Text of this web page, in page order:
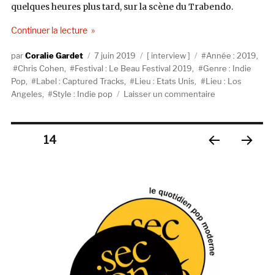
quelques heures plus tard, sur la scène du Trabendo.
Continuer la lecturede « Chris Cohen : « Écrire des chansons n’est
AuteurCoralie Gardet
Publié
le
7 juin 2019 Catégories
interview Étiquettes
Année : 2019,
Chris Cohen, Festival : Le Beau Festival 2019,
Genre : Indie
Pop, Label : Captured Tracks, Lieu : Etats Unis,
Lieu : Los
Angeles, Style : Indie pop Laisser un commentaire
Pagination
PAGE14